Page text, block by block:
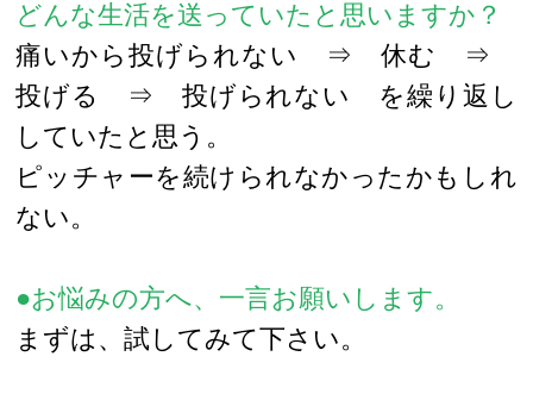
どんな生活を送っていたと思いますか？
痛いから投げられない ⇒ 休む ⇒
投げる ⇒ 投げられない を繰り返し
していたと思う。
ピッチャーを続けられなかったかもしれ
ない。
●お悩みの方へ、一言お願いします。
まずは、試してみて下さい。